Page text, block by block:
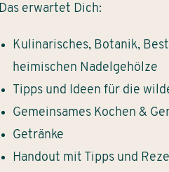
Das erwartet Dich:
Kulinarisches, Botanik,
heimischen Nadelgehölze
Tipps und Ideen für die
Gemeinsames Kochen &
Getränke
Handout mit Tipps und